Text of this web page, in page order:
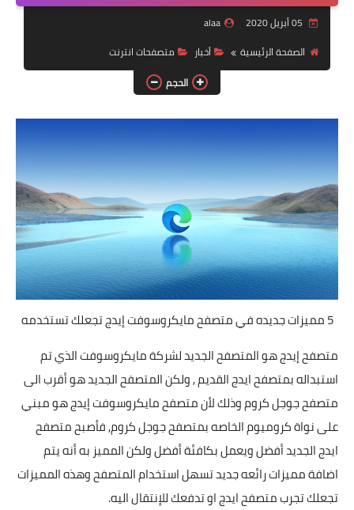
برامج تنظيف
تطبيقات اندرويد
برامج
روق جهازك
بلوجر
العاب
alaa
الصفحة الرئيسية
أخبار
متصفحات انترنت
الحجم
5 مميزات جديده في متصفح مايكروسوفت إيدج تجعلك تستخدمه
متصفح إيدج هو المتصفح الجديد لشركة مايكروسوفت الذي تم
استبداله بمتصفح ايدج القديم , ولكن المتصفح الجديد هو أقرب الى
متصفح جوجل كروم وذلك لأن متصفح مايكروسوفت إيدج هو مبني
على نواة كروميوم الخاصه بمتصفح جوجل كروم, فأصبح متصفح
ايدج الجديد أفضل ويعمل بكافئة أفضل ولكن المميز به أنه يتم
اضافةمميزاترائعه جديد تسهل استخدام المتصفح وهذه المميزات
تجعلك تجرب متصفح ايدج او تدفعك للإنتقال اليه.